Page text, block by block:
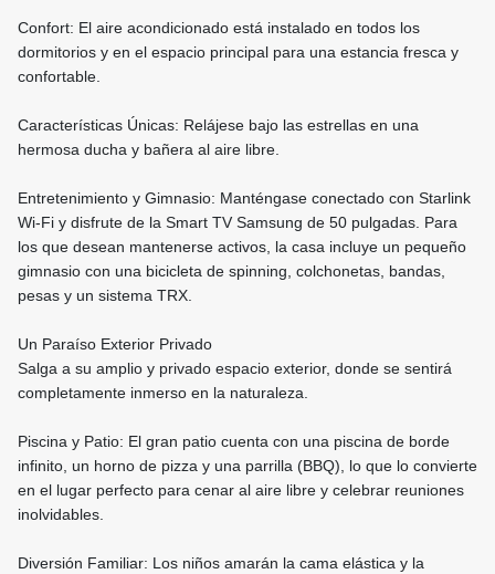
Confort: El aire acondicionado está instalado en todos los
dormitorios y en el espacio principal para una estancia fresca y
confortable.
Características Únicas: Relájese bajo las estrellas en una
hermosa ducha y bañera al aire libre.
Entretenimiento y Gimnasio: Manténgase conectado con Starlink
Wi-Fi y disfrute de la Smart TV Samsung de 50 pulgadas. Para
los que desean mantenerse activos, la casa incluye un pequeño
gimnasio con una bicicleta de spinning, colchonetas, bandas,
pesas y un sistema TRX.
Un Paraíso Exterior Privado
Salga a su amplio y privado espacio exterior, donde se sentirá
completamente inmerso en la naturaleza.
Piscina y Patio: El gran patio cuenta con una piscina de borde
infinito, un horno de pizza y una parrilla (BBQ), lo que lo convierte
en el lugar perfecto para cenar al aire libre y celebrar reuniones
inolvidables.
Diversión Familiar: Los niños amarán la cama elástica y la